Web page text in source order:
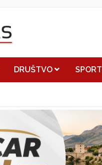
DRUŠTVO SPORT